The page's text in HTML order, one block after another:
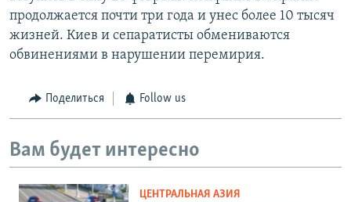
продолжается почти три года и унес более 10 тысяч
жизней. Киев и сепаратисты обмениваются
обвинениями в нарушении перемирия.
Поделиться Follow us
Вам будет интересно
ЦЕНТРАЛЬНАЯ АЗИЯ